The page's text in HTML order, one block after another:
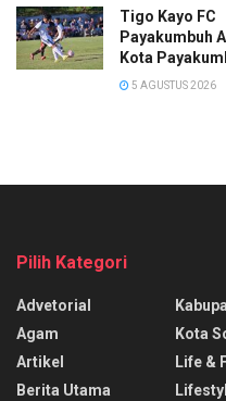
Tigo Kayo FC
Payakumbuh
Kota
5 AGUSTUS 2026
Pilih Kategori
Advetorial
Agam
Artikel
Berita Utama
Kota
Life &